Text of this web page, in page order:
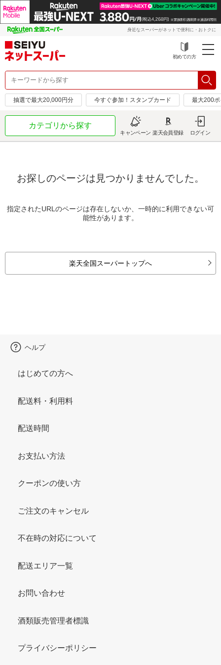
身近なスーパーがネットで便利に・おトクに
初めての方
抽選で最大20,000円分 今すぐ参加！スタンプカード 最大200
カテゴリから探す
キャンペーン 楽天会員登録 ログイン
お探しのページは見つかりませんでした。
指定されたURLのページは存在しないか、一時的に利用できない可
能性があります。
楽天全国スーパートップへ
ヘルプ
はじめての方へ
配送料・利用料
配送時間
お支払い方法
クーポンの使い方
ご注文のキャンセル
不在時の対応について
配送エリア一覧
お問い合わせ
酒類販売管理者標識
プライバシーポリシー